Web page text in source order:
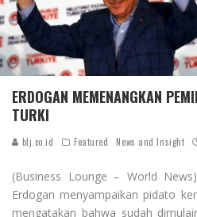
ERDOGAN MEMENANGKAN
TURKI
blj.co.id Featured News and Insight
(Business Lounge – World
Erdogan menyampaikan pidato
mengatakan bahwa sudah